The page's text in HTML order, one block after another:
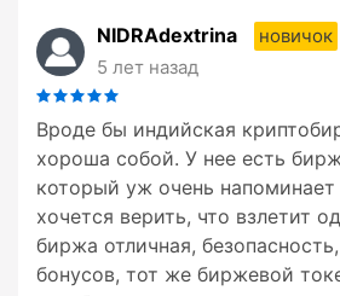
NIDRAdextrina
новичок
5 лет назад
Вроде бы индийская
хороша собой. У нее есть
который уж очень напоминает
хочется верить, что взлетит
биржа отличная,
бонусов, тот же биржевой